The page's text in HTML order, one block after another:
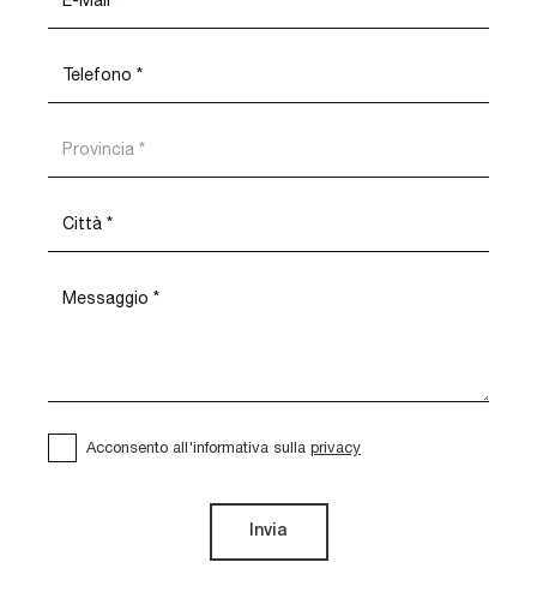
Acconsento all'informativa sulla privacy
Invia